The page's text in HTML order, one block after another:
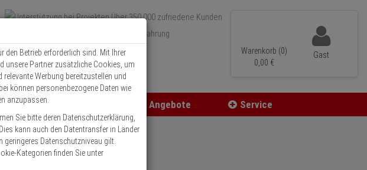
Über 350.000 zufriedene Kunden
Über 15 Jahre Erfahrung
Schneller Versand
Warenkorb (0)
0, 00 €
Gast
Angebote Service
den Betrieb erforderlich sind. Mit Ihrer
unsere Partner zusätzliche Cookies, um
Werbung bereitzustellen und
können personenbezogene Daten wie
anzupassen.
Sie bitte deren Datenschutzerklärung,
kann auch den Datentransfer in Länder
Datenschutzniveau gilt.
Kategorien finden Sie unter